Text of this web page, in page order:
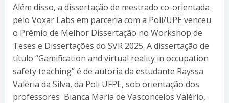
Além disso, a dissertação de mestrado co-orientada
pelo Voxar Labs em parceria com a Poli/UPE venceu
o Prêmio de Melhor Dissertação no Workshop de
Teses e Dissertações do SVR 2025. A dissertação de
título “Gamification and virtual reality in occupation
safety teaching” é de autoria da estudante Rayssa
Valéria da Silva, da Poli UFPE, sob orientação dos
professores Bianca Maria de Vasconcelos Valério,